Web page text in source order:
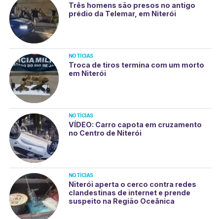
Três homens são presos no antigo
prédio da Telemar, em Niterói
NOTÍCIAS
Troca de tiros termina com um morto
em Niterói
NOTÍCIAS
VÍDEO: Carro capota em cruzamento
no Centro de Niterói
NOTÍCIAS
Niterói aperta o cerco contra redes
clandestinas de internet e prende
suspeito na Região Oceânica